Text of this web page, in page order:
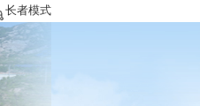
长者模式